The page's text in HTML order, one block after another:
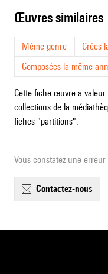
œuvres similaires
Même genre
Crées
Composées la même
Cette fiche œuvre a
collections de la
fiches "partitions".
Vous constatez une erreur
contactez-nous